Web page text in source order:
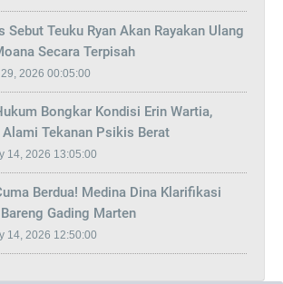
Sebut Teuku Ryan Akan Rayakan Ulang
Secara Terpisah
2026 00:05:00
Bongkar Kondisi Erin Wartia,
Tekanan Psikis Berat
14, 2026 13:05:00
Berdua! Medina Dina Klarifikasi
Gading Marten
14, 2026 12:50:00